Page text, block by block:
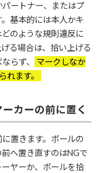
ートナー、またはプ
基本的には本人かキ
のような規則違反に
る場合は、拾い上げる
らず、
マークしなか
れます。
カーの前に置く
置きます。ボールの
へ置き直すのはNGで
ヤーか、ボールを拾